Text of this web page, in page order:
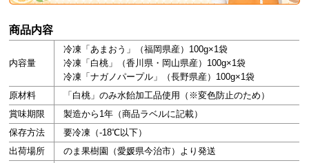
商品内容
内容量
冷凍「あまおう」（福岡県産）100g×1袋
冷凍「白桃」（香川県・岡山県産）100g×1袋
冷凍「ナガノパープル」（長野県産）100g×1袋
原材料
「白桃」のみ水飴加工品使用（※変色防止のため）
賞味期限
製造から1年（商品ラベルに記載）
保存方法
要冷凍（-18℃以下）
出荷場所
のま果樹園（愛媛県今治市）より発送